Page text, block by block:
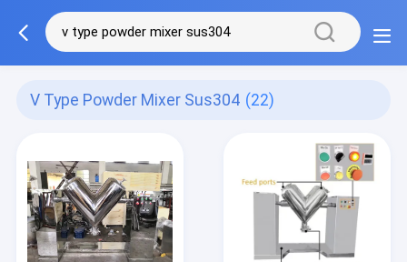
V Type Powder Mixer Sus304 (22)